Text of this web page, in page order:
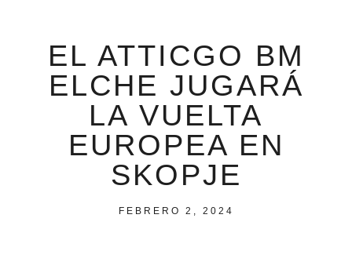
EL ATTICGO BM
ELCHE JUGARÁ
LA VUELTA
EUROPEA EN
SKOPJE
FEBRERO 2, 2024